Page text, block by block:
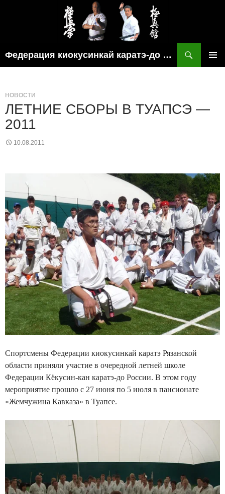
Федерация киокусинкай каратэ-до рязанской области
НОВОСТИ
ЛЕТНИЕ СБОРЫ В ТУАПСЭ —
2011
10.08.2011
Спортсмены Федерации киокусинкай каратэ Рязанской
области приняли участие в очередной летней школе
Федерации Кёкусин-кан каратэ-до России. В этом году
мероприятие прошло с 27 июня по 5 июля в пансионате
«Жемчужина Кавказа» в Туапсе.